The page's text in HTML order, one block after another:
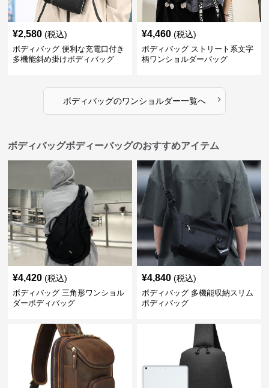
¥2,580 (税込)
ボディバッグ 便利な充電口付き
多機能斜め掛けボディバッグ
¥4,460 (税込)
ボディバッグ ストリート系文字
柄ワンショルダーバッグ
ボディバッグのワンショルダー一覧へ ›
ボディバッグボディーバッグのおすすめアイテム
¥4,420 (税込)
ボディバッグ 三角形ワンショル
ダーボディバッグ
¥4,840 (税込)
ボディバッグ 多機能収納スリム
ボディバッグ